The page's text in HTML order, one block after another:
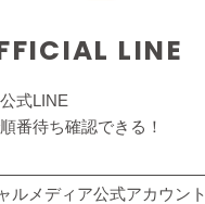
LINE
式LINE
番待ち確認できる！
ルメディア公式アカウント